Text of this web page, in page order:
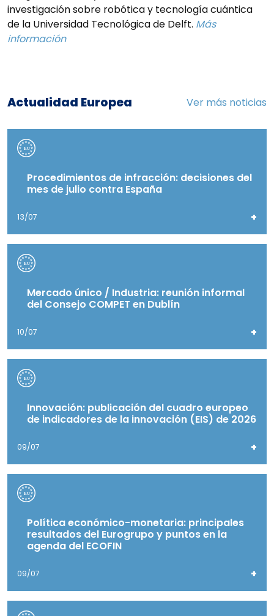
investigación sobre robótica y tecnología cuántica
de la Universidad Tecnológica de Delft. Más
información
Actualidad Europea Ver más noticias
Procedimientos de infracción: decisiones del
mes de julio contra España
13/07 +
Mercado único / Industria: reunión informal
del Consejo COMPET en Dublín
10/07 +
Innovación: publicación del cuadro europeo
de indicadores de la innovación (EIS) de 2026
09/07 +
Política económico-monetaria: principales
resultados del Eurogrupo y puntos en la
agenda del ECOFIN
09/07 +